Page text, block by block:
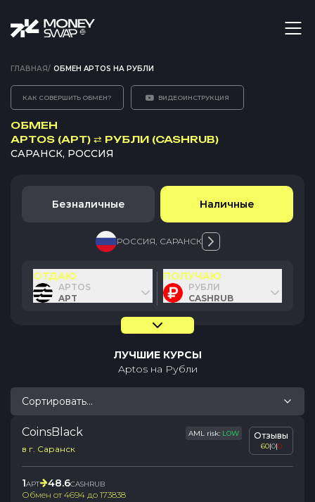
ГЛАВНАЯ/ ОБМЕН APTOS НА РУБЛИ
КАК СОВЕРШИТЬ ОБМЕН? ВИДЕОИНСТРУКЦИЯ
ОБМЕН
APTOS (APT) ⇄ РУБЛИ (CASHRUB)
САРАНСК, РОССИЯ
Безналичные Наличные
РОССИЯ, САРАНСК
ОТДАЮ
APTOS
APT
ПОЛУЧАЮ
РУБЛИ
CASHRUB
ЛУЧШИЕ КУРСЫ
Aptosна Рубли
Сортировать...
CoinsBlack AML risk: LOW
в г. Саранск
Отзывы
60|0|0
1APT 48.6CASHRUB
Обмен от4694 до 173838